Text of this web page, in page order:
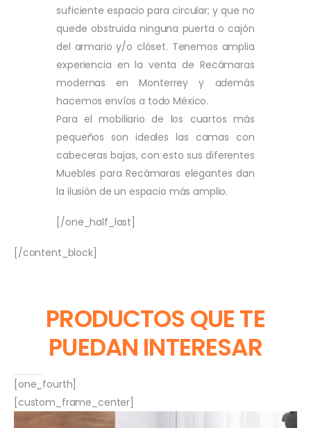
suficiente espacio para circular; y que no
quede obstruida ninguna puerta o cajón
del armario y/o clóset. Tenemos amplia
experiencia en la venta de Recámaras
modernas en Monterrey y además
hacemos envíos a todo México.
Para el mobiliario de los cuartos más
pequeños son ideales las camas con
cabeceras bajas, con esto sus diferentes
Muebles para Recámaras elegantes dan
la ilusión de un espacio más amplio.
[/one_half_last]
[/content_block]
PRODUCTOS QUE TE
PUEDAN INTERESAR
[one_fourth]
[custom_frame_center]